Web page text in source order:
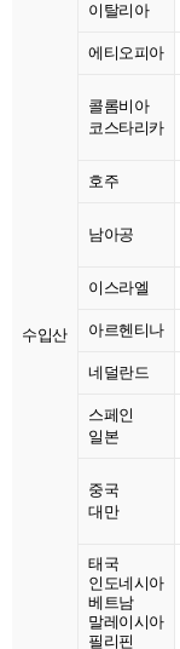
수입산
이탈리아
에티오피아
콜롬비아
코스타리카
호주
남아공
이스라엘
아르헨티나
네덜란드
스페인
일본
중국
대만
태국
인도네시아
베트남
말레이시아
필리핀